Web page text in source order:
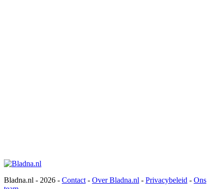
Bladna.nl - 2026 - Contact - Over Bladna.nl - Privacybeleid - Ons